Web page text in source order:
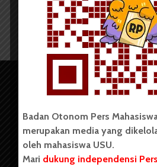
Redaksi 30 April 2017
Badan Otonom Pers
merupakan media yang
oleh mahasiswa USU.
Mari dukung independensi